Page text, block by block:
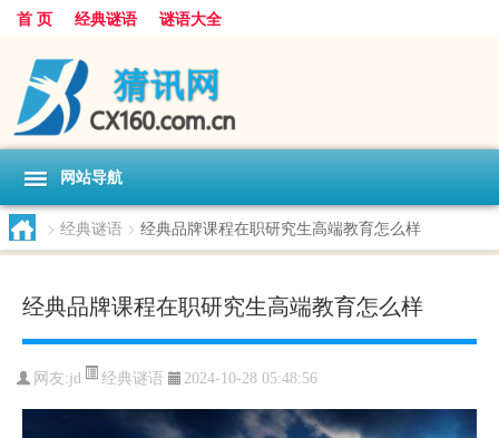
首 页 经典谜语 谜语大全
网站导航
> 经典谜语 > 经典品牌课程在职研究生高端教育怎么样
经典品牌课程在职研究生高端教育怎么样
网友:jd 经典谜语 2024-10-28 05:48:56